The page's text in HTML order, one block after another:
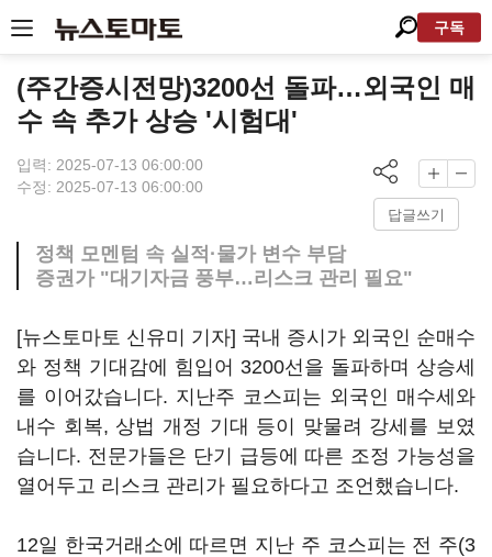
구독
(주간증시전망)3200선 돌파…외국인 매
수 속 추가 상승 '시험대'
입력: 2025-07-13 06:00:00
수정: 2025-07-13 06:00:00
답글쓰기
정책 모멘텀 속 실적·물가 변수 부담
증권가 "대기자금 풍부…리스크 관리 필요"
[뉴스토마토 신유미 기자] 국내 증시가 외국인 순매수
와 정책 기대감에 힘입어 3200선을 돌파하며 상승세
를 이어갔습니다. 지난주 코스피는 외국인 매수세와
내수 회복, 상법 개정 기대 등이 맞물려 강세를 보였
습니다. 전문가들은 단기 급등에 따른 조정 가능성을
열어두고 리스크 관리가 필요하다고 조언했습니다.
12일 한국거래소에 따르면 지난 주 코스피는 전 주(3